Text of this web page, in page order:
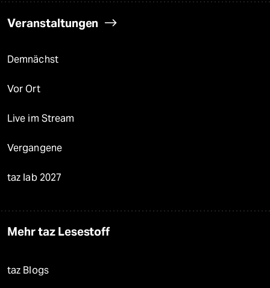
Veranstaltungen
Demnächst
Vor Ort
Live im Stream
Vergangene
taz lab 2027
Mehr taz Lesestoff
taz Blogs